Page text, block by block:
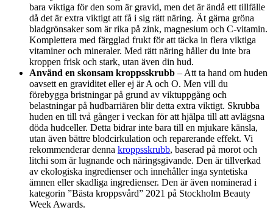
bara viktiga för den som är gravid, men det är ändå ett tillfälle
då det är extra viktigt att få i sig rätt näring. Ät gärna gröna
bladgrönsaker som är rika på zink, magnesium och C-vitamin.
Komplettera med färgglad frukt för att täcka in flera viktiga
vitaminer och mineraler. Med rätt näring håller du inte bra
kroppen frisk och stark, utan även din hud.
Använd en skonsam kroppsskrubb – Att ta hand om huden
oavsett en graviditet eller ej är A och O. Men vill du
förebygga bristningar på grund av viktuppgång och
belastningar på hudbarriären blir detta extra viktigt. Skrubba
huden en till två gånger i veckan för att hjälpa till att avlägsna
döda hudceller. Detta bidrar inte bara till en mjukare känsla,
utan även bättre blodcirkulation och reparerande effekt. Vi
rekommenderar denna kroppsskrubb, baserad på morot och
litchi som är lugnande och näringsgivande. Den är tillverkad
av ekologiska ingredienser och innehåller inga syntetiska
ämnen eller skadliga ingredienser. Den är även nominerad i
kategorin ”Bästa kroppsvård” 2021 på Stockholm Beauty
Week Awards.